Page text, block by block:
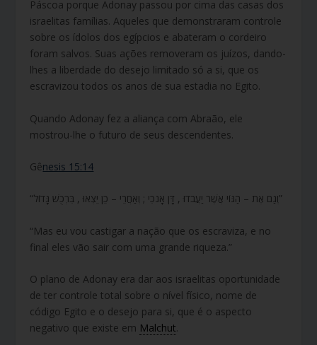
Páscoa porque Adonay passou por cima das casas dos
israelitas famílias. Aqueles que demonstraram controle
sobre os ídolos dos egípcios e abateram o cordeiro
foram salvos. Suas ações removeram os juízos, dando-
lhes a liberdade do desejo limitado só a si, que os
escravizou todos os anos de sua estadia no Egito.
Quando Adonay fez a aliança com Abraão, ele
mostrou-lhe o futuro de seus descendentes.
Gênesis 15:14
“וְגַם אֶת – הַגּוֹי אֲשֶׁר יַעֲבֹדוּ , דָּן אָנֹכִי ; וְאַחֲרֵי – כֵן יֵצְאוּ , בִּרְכֻשׁ גָּדוֹל”
“Mas eu vou castigar a nação que os escraviza, e no
final eles vão sair com uma grande riqueza.”
O plano de Adonay era dar aos israelitas oportunidade
de ter controle total sobre o nível físico, nome de
código Egito e o desejo para si, que é o aspecto
negativo que existe em Malchut.